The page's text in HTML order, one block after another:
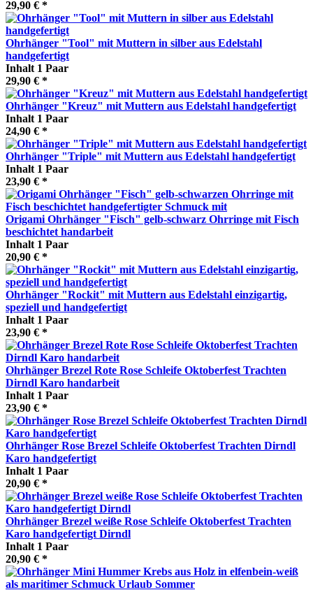
29,90 € *
Ohrhänger "Tool" mit Muttern in silber aus Edelstahl
handgefertigt
Inhalt 1 Paar
29,90 € *
Ohrhänger "Kreuz" mit Muttern aus Edelstahl handgefertigt
Inhalt 1 Paar
24,90 € *
Ohrhänger "Triple" mit Muttern aus Edelstahl handgefertigt
Inhalt 1 Paar
23,90 € *
Origami Ohrhänger "Fisch" gelb-schwarz Ohrringe mit Fisch
beschichtet handarbeit
Inhalt 1 Paar
20,90 € *
Ohrhänger "Rockit" mit Muttern aus Edelstahl einzigartig,
speziell und handgefertigt
Inhalt 1 Paar
23,90 € *
Ohrhänger Brezel Rote Rose Schleife Oktoberfest Trachten
Dirndl Karo handarbeit
Inhalt 1 Paar
23,90 € *
Ohrhänger Rose Brezel Schleife Oktoberfest Trachten Dirndl
Karo handgefertigt
Inhalt 1 Paar
20,90 € *
Ohrhänger Brezel weiße Rose Schleife Oktoberfest Trachten
Karo handgefertigt Dirndl
Inhalt 1 Paar
20,90 € *